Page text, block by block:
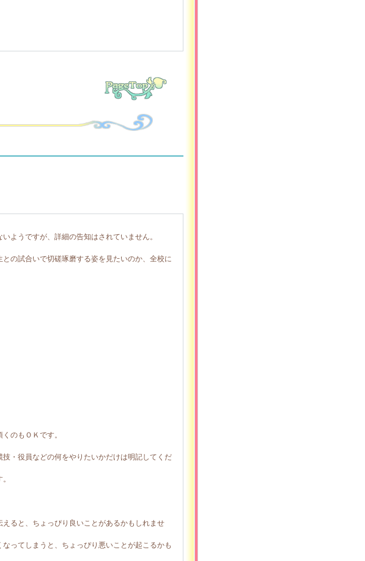
ようですが、詳細の告知はされていません。
の試合いで切磋琢磨する姿を見たいのか、全校に
のもＯＫです。
・役員などの何をやりたいかだけは明記してくだ
ると、ちょっぴり良いことがあるかもしれませ
ってしまうと、ちょっぴり悪いことが起こるかも